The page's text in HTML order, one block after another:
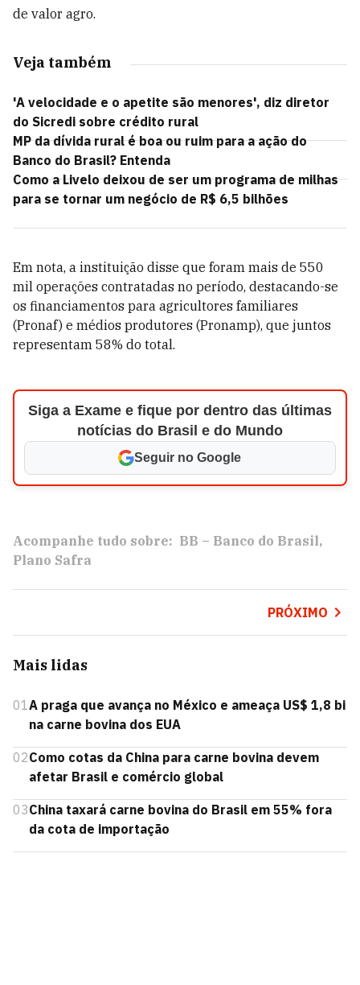
de valor agro.
Veja também
'A velocidade e o apetite são menores', diz diretor
do Sicredi sobre crédito rural
MP da dívida rural é boa ou ruim para a ação do
Banco do Brasil? Entenda
Como a Livelo deixou de ser um programa de milhas
para se tornar um negócio de R$ 6,5 bilhões
Em nota, a instituição disse que foram mais de 550
mil operações contratadas no período, destacando-se
os financiamentos para agricultores familiares
(Pronaf) e médios produtores (Pronamp), que juntos
representam 58% do total.
Siga a Exame e fique por dentro das últimas
notícias do Brasil e do Mundo
Seguir no Google
Acompanhe tudo sobre: BB – Banco do Brasil
Plano Safra
PRÓXIMO
Mais lidas
01A praga que avança no México e ameaça US$ 1,8 bi
na carne bovina dos EUA
02Como cotas da China para carne bovina devem
afetar Brasil e comércio global
03China taxará carne bovina do Brasil em 55% fora
da cota de importação